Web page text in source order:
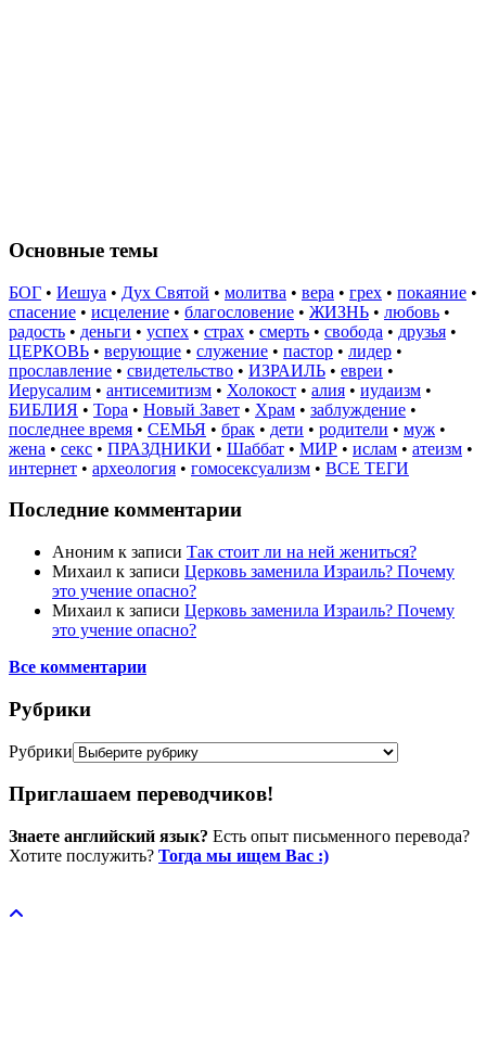
Основные темы
БОГ • Иешуа • Дух Святой • молитва • вера • грех • покаяние •
спасение • исцеление • благословение • ЖИЗНЬ • любовь •
радость • деньги • успех • страх • смерть • свобода • друзья •
ЦЕРКОВЬ • верующие • служение • пастор • лидер •
прославление • свидетельство • ИЗРАИЛЬ • евреи •
Иерусалим • антисемитизм • Холокост • алия • иудаизм •
БИБЛИЯ • Тора • Новый Завет • Храм • заблуждение •
последнее время • СЕМЬЯ • брак • дети • родители • муж •
жена • секс • ПРАЗДНИКИ • Шаббат • МИР • ислам • атеизм •
интернет • археология • гомосексуализм • ВСЕ ТЕГИ
Последние комментарии
Аноним к записи Так стоит ли на ней жениться?
Михаил к записи Церковь заменила Израиль? Почему
это учение опасно?
Михаил к записи Церковь заменила Израиль? Почему
это учение опасно?
Все комментарии
Рубрики
Рубрики
Приглашаем переводчиков!
Знаете английский язык? Есть опыт письменного перевода?
Хотите послужить? Тогда мы ищем Вас :)